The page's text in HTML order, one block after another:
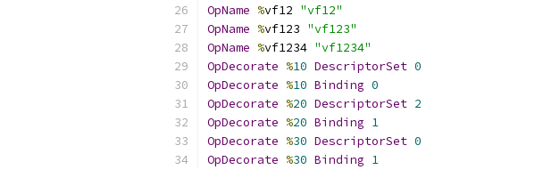
OpName %vf12 "vf12"
OpName %vf123 "vf123"
OpName %vf1234 "vf1234"
OpDecorate %10 DescriptorSet 0
OpDecorate %10 Binding 0
OpDecorate %20 DescriptorSet 2
OpDecorate %20 Binding 1
OpDecorate %30 DescriptorSet 0
OpDecorate %30 Binding 1